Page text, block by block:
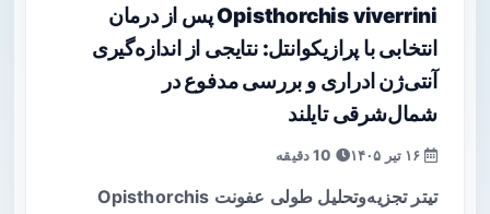
Opisthorchis viverrini پس از درمان
انتخابی با پرازیکوانتل: نتایجی از اندازه‌گیری
آنتی‌ژن ادراری و بررسی مدفوع در
شمال‌شرقی تایلند
تیتر تجزیه‌و‌تحلیل طولی عفونت Opisthorchis